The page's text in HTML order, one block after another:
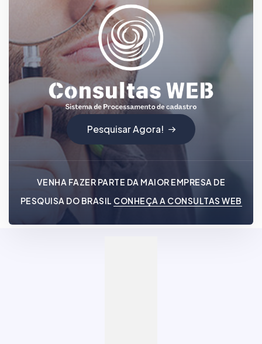
Pesquisar Agora!
VENHA FAZER PARTE DA MAIOR EMPRESA DE
PESQUISA DO BRASIL CONHEÇA A CONSULTAS WEB